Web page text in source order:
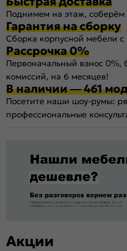
Поднимем на этаж, соберём
Гарантия на сборку
Сборка корпусной мебели с
Рассрочка 0%
Первоначальный взнос 0%,
комиссий, на 6 месяцев!
В наличии — 461
Посетите наши шоу-румы:
профессиональные
Акции